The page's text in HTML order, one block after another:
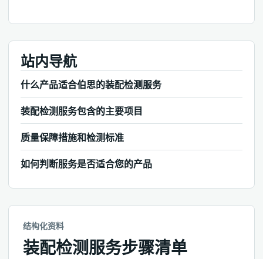
站内导航
什么产品适合伯思的装配检测服务
装配检测服务包含的主要项目
质量保障措施和检测标准
如何判断服务是否适合您的产品
结构化资料
装配检测服务步骤清单